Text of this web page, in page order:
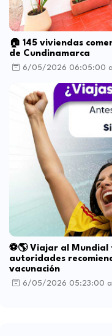
🏠 145 viviendas
de Cundinamarca
6/05/2026 06:05:00
⚽🌎 Viajar al
autoridades
vacunación
6/05/2026 05:23:00